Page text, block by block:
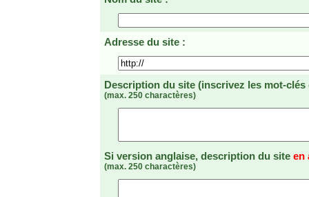
Adresse du site :
Description du site (inscrivez les mot-
(max. 250 charactères)
Si version anglaise, description du site en
(max. 250 charactères)